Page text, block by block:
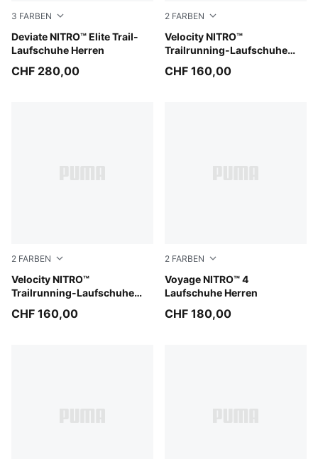
3 FARBEN
Deviate NITRO™ Elite Trail-
Laufschuhe Herren
Ultra Red-Mouse Gray
CHF 280,00
2 FARBEN
Velocity NITRO™
Trailrunning-Laufschuhe
Mouse Gray-PUMA Black
CHF 160,00
2 FARBEN
Velocity NITRO™
Trailrunning-Laufschuhe
PUMA Black-Feather Gray-Ultra Red
CHF 160,00
2 FARBEN
Voyage NITRO™ 4
Laufschuhe Herren
Mouse Gray-Ultra Red-
CHF 180,00